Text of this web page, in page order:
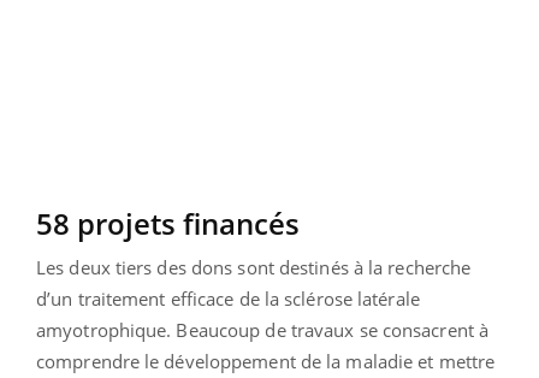
58 projets financés
Les deux tiers des dons sont destinés à la recherche
d’un traitement efficace de la sclérose latérale
amyotrophique. Beaucoup de travaux se consacrent à
comprendre le développement de la maladie et mettre